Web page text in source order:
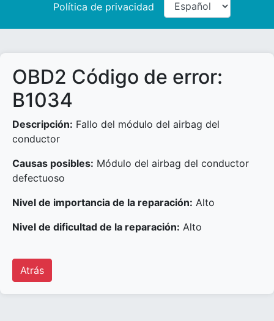
Política de privacidad
OBD2 Código de error:
B1034
Descripción: Fallo del módulo del airbag del
conductor
Causas posibles: Módulo del airbag del conductor
defectuoso
Nivel de importancia de la reparación: Alto
Nivel de dificultad de la reparación: Alto
Atrás